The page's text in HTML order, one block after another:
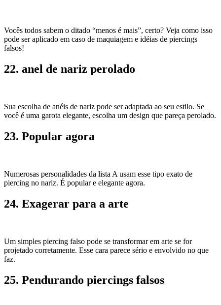
Vocês todos sabem o ditado “menos é mais”, certo? Veja como isso
pode ser aplicado em caso de maquiagem e idéias de piercings
falsos!
22. anel de nariz perolado
Sua escolha de anéis de nariz pode ser adaptada ao seu estilo. Se
você é uma garota elegante, escolha um design que pareça perolado.
23. Popular agora
Numerosas personalidades da lista A usam esse tipo exato de
piercing no nariz. É popular e elegante agora.
24. Exagerar para a arte
Um simples piercing falso pode se transformar em arte se for
projetado corretamente. Esse cara parece sério e envolvido no que
faz.
25. Pendurando piercings falsos